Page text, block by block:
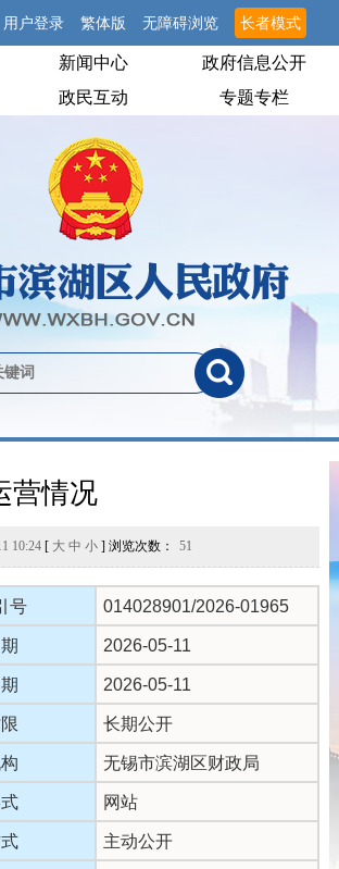
用户登录 繁体版 无障碍浏览 长者模式
新闻中心
政府信息公开
政民互动 专题专栏
营情况
10:24[ 大 中 小] 浏览次数： 51
号 014028901/2026-01965
2026-05-11
2026-05-11
长期公开
无锡市滨湖区财政局
网站
主动公开